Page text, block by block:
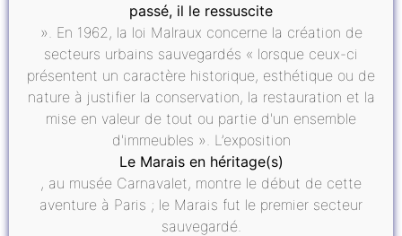
passé, il le ressuscite
». En 1962, la loi Malraux concerne la création de
secteurs urbains sauvegardés « lorsque ceux-ci
présentent un caractère historique, esthétique ou de
nature à justifier la conservation, la restauration et la
mise en valeur de tout ou partie d'un ensemble
d'immeubles ». L’exposition
Le Marais en héritage(s)
, au musée Carnavalet, montre le début de cette
aventure à Paris ; le Marais fut le premier secteur
sauvegardé.